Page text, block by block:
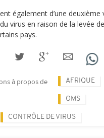
également d’une deuxième
virus en raison de la levée
pays.
à propos de AFRIQUE
OMS
CONTRÔLE DE VIRUS